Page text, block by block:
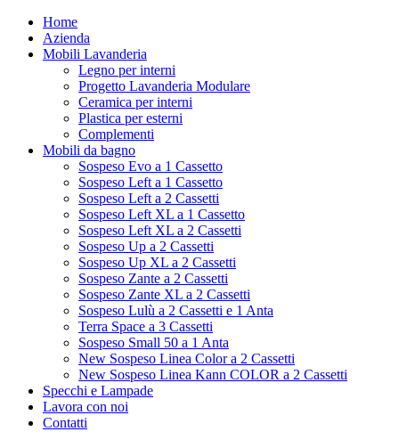
Home
Azienda
Mobili Lavanderia
Legno per interni
Progetto Lavanderia Modulare
Ceramica per interni
Plastica per esterni
Complementi
Mobili da bagno
Sospeso Evo a 1 Cassetto
Sospeso Left a 1 Cassetto
Sospeso Left a 2 Cassetti
Sospeso Left XL a 1 Cassetto
Sospeso Left XL a 2 Cassetti
Sospeso Up a 2 Cassetti
Sospeso Up XL a 2 Cassetti
Sospeso Zante a 2 Cassetti
Sospeso Zante XL a 2 Cassetti
Sospeso Lulù a 2 Cassetti e 1 Anta
Terra Space a 3 Cassetti
Sospeso Small 50 a 1 Anta
New Sospeso Linea Color a 2 Cassetti
New Sospeso Linea Kann COLOR a 2 Cassetti
Specchi e Lampade
Lavora con noi
Contatti